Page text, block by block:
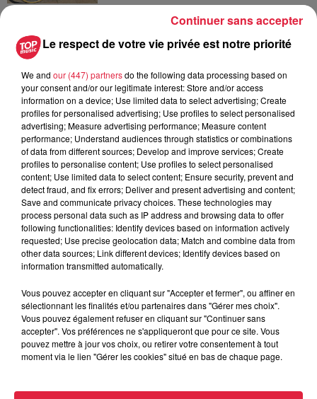
Bischheim : disparition d’une
adolescente de 16 ans
À découvrir également
Le respect de votre vie privée est notre priorité
We and our (447) partnersdo the following data processing based on
your consent and/or our legitimate interest: Store and/or access
information on a device; Use limited data to select advertising; Create
profiles for personalised advertising; Use profiles to select personalised
advertising; Measure advertising performance; Measure content
performance; Understand audiences through statistics or combinations
of data from different sources; Develop and improve services; Create
profiles to personalise content; Use profiles to select personalised
content; Use limited data to select content; Ensure security, prevent and
detect fraud, and fix errors; Deliver and present advertising and content;
Save and communicate privacy choices. These technologies may
process personal data such as IP address and browsing data to offer
following functionalities: Identify devices based on information actively
requested; Use precise geolocation data; Match and combine data from
other data sources; Link different devices; Identify devices based on
information transmitted automatically.
Vous pouvez accepter en cliquant sur "Accepter et fermer", ou affiner en
sélectionnant les finalités et/ou partenaires dans "Gérer mes choix".
Vous pouvez également refuser en cliquant sur "Continuer sans
accepter". Vos préférences ne s'appliqueront que pour ce site. Vous
pouvez mettre à jour vos choix, ou retirer votre consentement à tout
moment via le lien "Gérer les cookies" situé en bas de chaque page.
Continuer sans accepter